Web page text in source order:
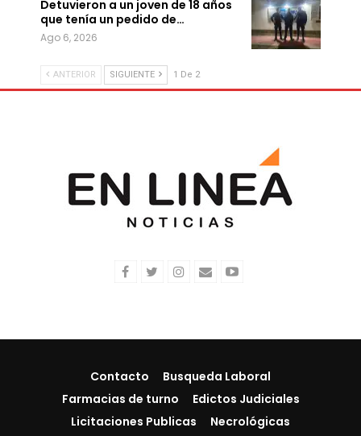
Detuvieron a un joven de 18 años
que tenía un pedido de…
Ago 6, 2026
ANTERIOR SIGUIENTE 1 De 2
Contacto
Busqueda Laboral
Farmacias de turno
Edictos Judiciales
Licitaciones Publicas
Necrológicas